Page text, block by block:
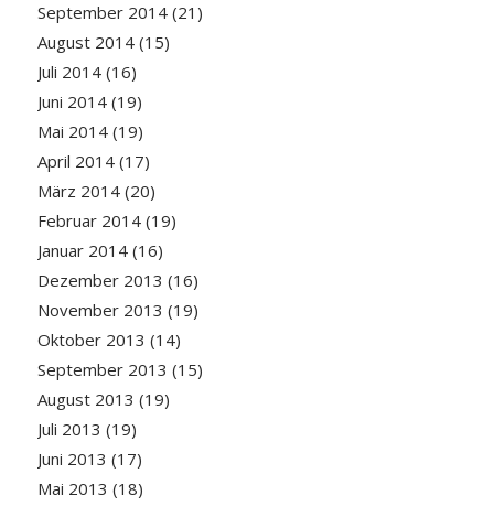
September 2014(21)
August 2014(15)
Juli 2014(16)
Juni 2014(19)
Mai 2014(19)
April 2014(17)
März 2014(20)
Februar 2014(19)
Januar 2014(16)
Dezember 2013 (16)
November 2013 (19)
Oktober 2013 (14)
September 2013 (15)
August 2013 (19)
Juli 2013 (19)
Juni 2013 (17)
Mai 2013 (18)